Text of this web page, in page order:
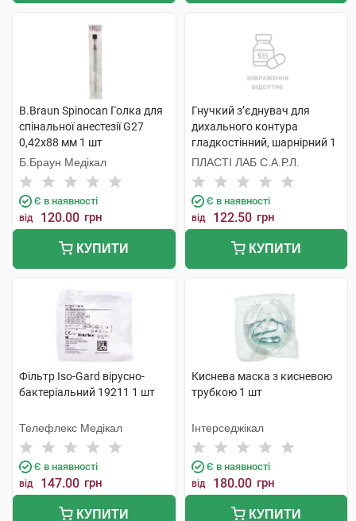
B.Braun Spinocan Голка для
спінальної анестезії G27
0,42x88 мм 1 шт
Б.Браун Медікал
Є в наявності
від 120.00 грн
КУПИТИ
Гнучкий з’єднувач для
дихального контура
гладкостінний, шарнірний 1
шт
ПЛАСТІ ЛАБ С.А.Р.Л.
Є в наявності
від 122.50 грн
КУПИТИ
Фільтр Iso-Gard вірусно-
бактеріальний 19211 1 шт
Телефлекс Медікал
Є в наявності
від 147.00 грн
КУПИТИ
Киснева маска з кисневою
трубкою 1 шт
Інтерседжікал
Є в наявності
від 180.00 грн
КУПИТИ